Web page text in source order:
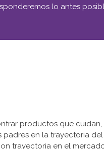
lo antes
productos que
padres en la trayectoria
trayectoria en el